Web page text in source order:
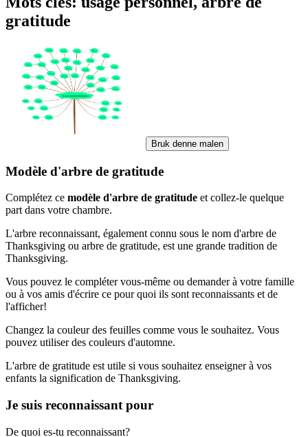
gratitude
Bruk denne malen
Modèle d'arbre de gratitude
Complétez ce modèle d'arbre de gratitude et collez-le quelque
part dans votre chambre.
L'arbre reconnaissant, également connu sous le nom d'arbre de
Thanksgiving ou arbre de gratitude, est une grande tradition de
Thanksgiving.
Vous pouvez le compléter vous-même ou demander à votre famille
ou à vos amis d'écrire ce pour quoi ils sont reconnaissants et de
l'afficher!
Changez la couleur des feuilles comme vous le souhaitez. Vous
pouvez utiliser des couleurs d'automne.
L'arbre de gratitude est utile si vous souhaitez enseigner à vos
enfants la signification de Thanksgiving.
Je suis reconnaissant pour
De quoi es-tu reconnaissant?